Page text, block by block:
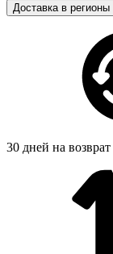
Доставка в регионы
30 дней на возврат